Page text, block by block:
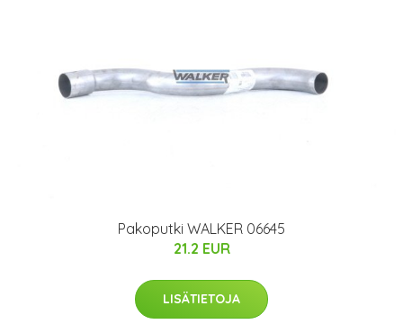
Pakoputki WALKER 06645
21.2 EUR
LISÄTIETOJA